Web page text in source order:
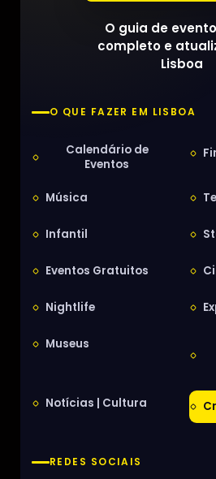
O guia de
completo e
Lisboa
O QUE FAZER EM LISBOA
Calendário de
Eventos
Música
Infantil
Eventos Gratuitos
Nightlife
Museus
Notícias | Cultura
REDES SOCIAIS